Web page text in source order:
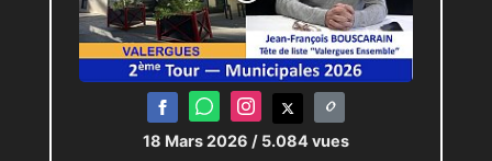
18 Mars 2026 / 5.084 vues